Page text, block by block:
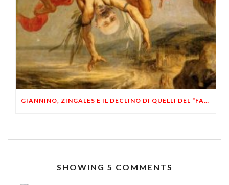
GIANNINO, ZINGALES E IL DECLINO DI QUELLI DEL “FARE”
SHOWING 5 COMMENTS